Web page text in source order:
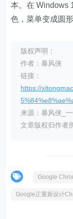
本。在 Windows
色，菜单变成圆形
版权声明：
作者：暴风侠
链接：
https://
来源：暴风侠_
文章版权归作者
Google
Google正重新设计